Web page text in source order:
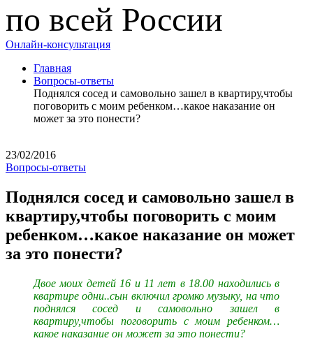
по всей России
Онлайн-консультация
Главная
Вопросы-ответы
Поднялся сосед и самовольно зашел в квартиру,чтобы
поговорить с моим ребенком…какое наказание он
может за это понести?
23/02/2016
Вопросы-ответы
Поднялся сосед и самовольно зашел в
квартиру,чтобы поговорить с моим
ребенком…какое наказание он может
за это понести?
Двое моих детей 16 и 11 лет в 18.00 находились в
квартире одни..сын включил громко музыку, на что
поднялся сосед и самовольно зашел в
квартиру,чтобы поговорить с моим ребенком…
какое наказание он может за это понести?